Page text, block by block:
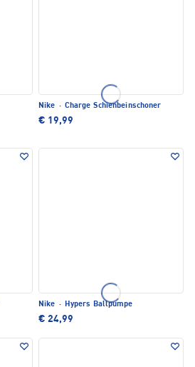
Nike · Charge Schienbeinschoner
€ 19,99
Nike · Hypers Ballpumpe
€ 24,99